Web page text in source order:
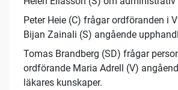
Peter Heie (C) frågar ordföranden i
Bijan Zainali (S) angående
Tomas Brandberg (SD) frågar
ordförande Maria Adrell (V)
läkares kunskaper.